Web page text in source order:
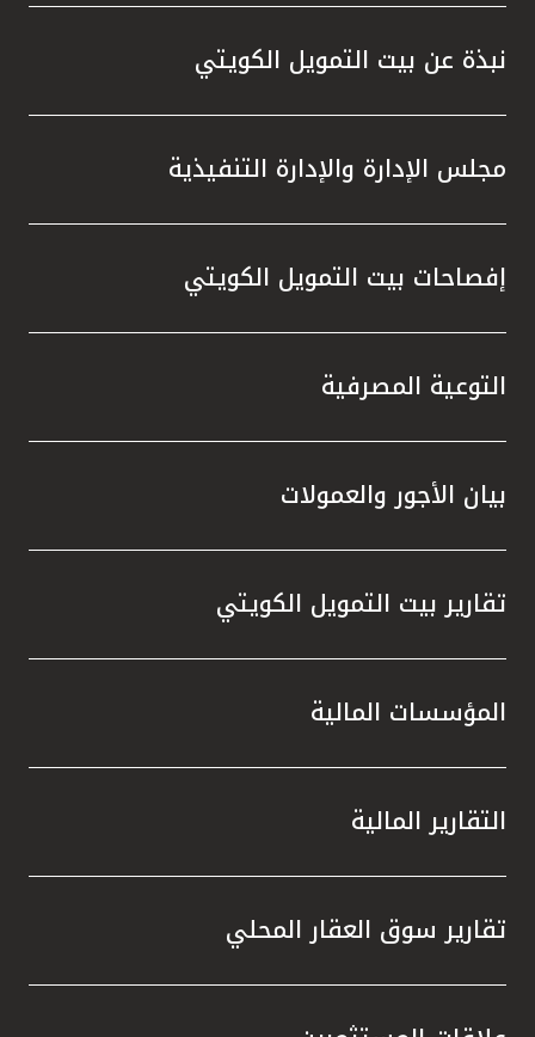
نبذة عن بيت التمويل الكويتي
مجلس الإدارة والإدارة التنفيذية
إفصاحات بيت التمويل الكويتي
التوعية المصرفية
بيان الأجور والعمولات
تقارير بيت التمويل الكويتي
المؤسسات المالية
التقارير المالية
تقارير سوق العقار المحلي